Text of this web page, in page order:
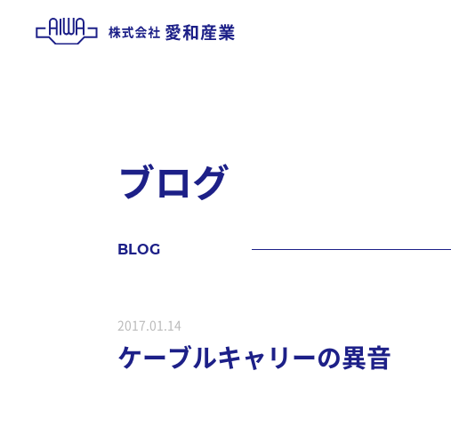
ブログ
BLOG
2017.01.14
ケーブルキャリーの異音